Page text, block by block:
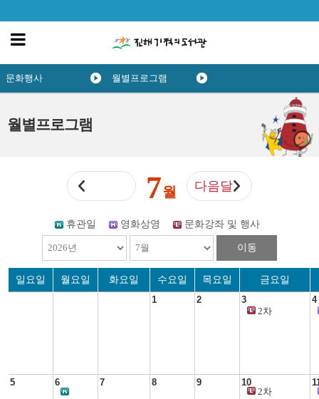
월별프로그램
문화행사 월별프로그램
7월 다음달
휴관일 영화상영 문화강좌 및 행사
이동
일요일 월요일 화요일 수요일 목요일
금요일
1
2
3
2차
4
5 6 7 8 9
10
2차